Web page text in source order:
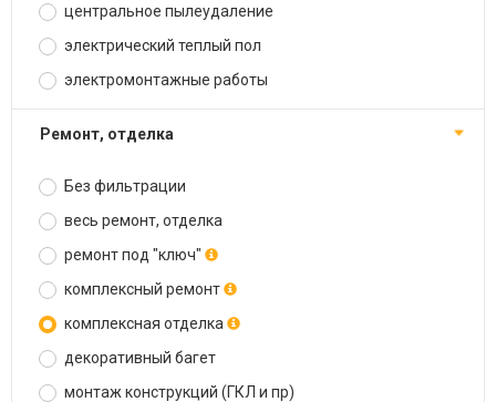
центральное пылеудаление
электрический теплый пол
электромонтажные работы
ремонт, отделка
Без фильтрации
весь ремонт, отделка
ремонт под "ключ"
комплексный ремонт
комплексная отделка
декоративный багет
монтаж конструкций (ГКЛ и пр)